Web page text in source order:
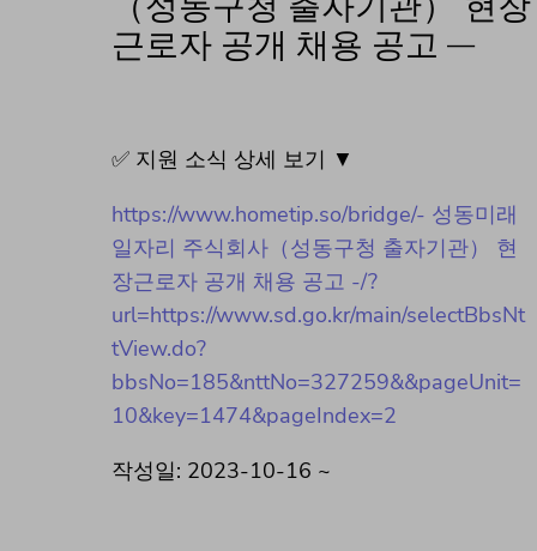
근로자 공개 채용 공고 –
✅ 지원 소식 상세 보기 ▼
https://www.hometip.so/bridge/- 성동미래
일자리 주식회사（성동구청 출자기관） 현
장근로자 공개 채용 공고 -/?
url=https://www.sd.go.kr/main/selectBbsNt
tView.do?
bbsNo=185&nttNo=327259&&pageUnit=
10&key=1474&pageIndex=2
작성일: 2023-10-16 ~